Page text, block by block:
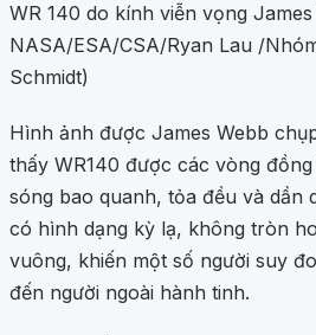
WR 140 do kính viễn vọng
NASA/ESA/CSA/Ryan Lau /
Schmidt)
Hình ảnh được James Webb
thấy WR140 được các vòng
sóng bao quanh, tỏa đều và dần
có hình dạng kỳ lạ, không tròn
vuông, khiến một số người suy
đến người ngoài hành tinh.